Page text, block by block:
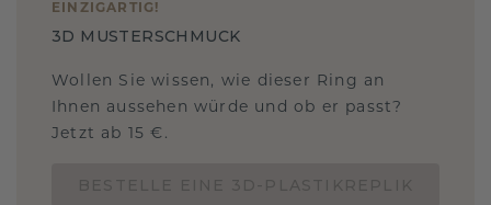
EINZIGARTIG !
3D MUSTERSCHMUCK
Wollen Sie wissen, wie dieser Ring an
Ihnen aussehen würde und ob er passt?
Jetzt ab 15 €.